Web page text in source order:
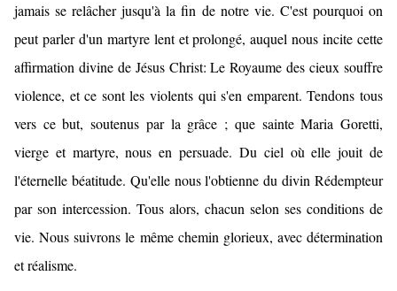
jamais se relâcher jusqu'à la fin de notre vie. C'est pourquoi on
peut parler d'un martyre lent et prolongé, auquel nous incite cette
affirmation divine de Jésus Christ: Le Royaume des cieux souffre
violence, et ce sont les violents qui s'en emparent. Tendons tous
vers ce but, soutenus par la grâce ; que sainte Maria Goretti,
vierge et martyre, nous en persuade. Du ciel où elle jouit de
l'éternelle béatitude. Qu'elle nous l'obtienne du divin Rédempteur
par son intercession. Tous alors, chacun selon ses conditions de
vie. Nous suivrons le même chemin glorieux, avec détermination
et réalisme.